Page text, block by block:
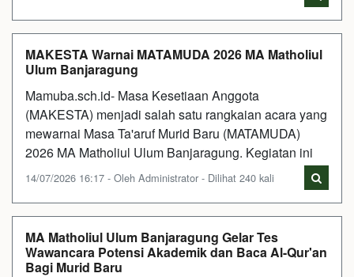
MAKESTA Warnai MATAMUDA 2026 MA Matholiul
Ulum Banjaragung
Mamuba.sch.id- Masa Kesetiaan Anggota
(MAKESTA) menjadi salah satu rangkaian acara yang
mewarnai Masa Ta'aruf Murid Baru (MATAMUDA)
2026 MA Matholiul Ulum Banjaragung. Kegiatan ini
14/07/2026 16:17 - Oleh Administrator - Dilihat 240 kali
MA Matholiul Ulum Banjaragung Gelar Tes
Wawancara Potensi Akademik dan Baca Al-Qur'an
Bagi Murid Baru